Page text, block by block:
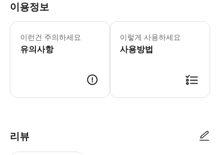
이용정보
이런건 주의하세요
유의사항
이렇게 사용하세요
사용방법
리뷰